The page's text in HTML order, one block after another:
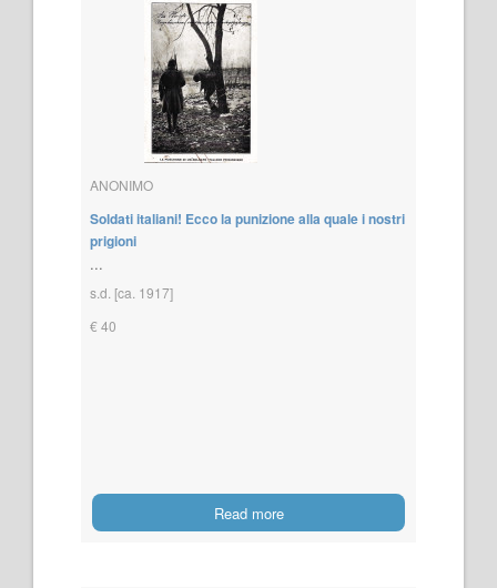
ANONIMO
Soldati italiani! Ecco la punizione alla quale i nostri
prigioni
...
s.d. [ca. 1917]
€ 40
Read more